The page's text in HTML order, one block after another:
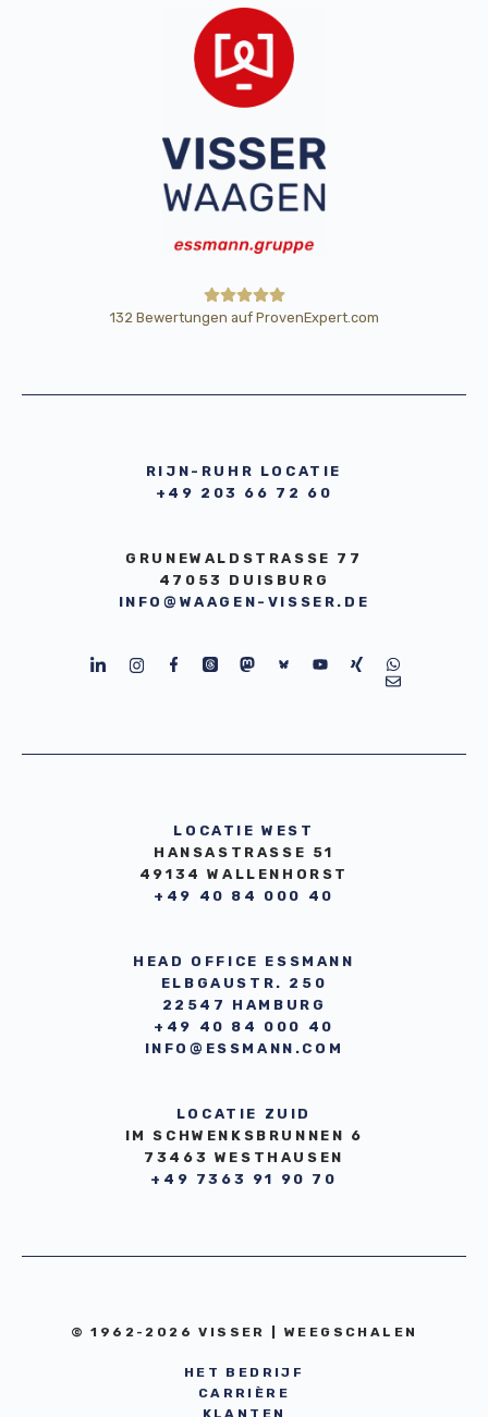
132 Bewertungen auf ProvenExpert.com
RIJN-RUHR LOCATIE
+49 203 66 72 60
GRUNEWALDSTRASSE 77
47053 DUISBURG
INFO@WAAGEN-VISSER.DE
LOCATIE WEST
HANSASTRASSE 51
49134 WALLENHORST
+49 40 84 000 40
HEAD OFFICE ESSMANN
ELBGAUSTR. 250
22547 HAMBURG
+49 40 84 000 40
INFO@ESSMANN.COM
LOCATIE ZUID
IM SCHWENKSBRUNNEN 6
73463 WESTHAUSEN
+49 7363 91 90 70
© 1962-2026 VISSER | WEEGSCHALEN
HET BEDRIJF
CARRIÈRE